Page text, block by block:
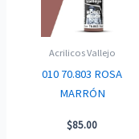
Acrilicos Vallejo
010 70.803 ROSA
MARRÓN
$85.00